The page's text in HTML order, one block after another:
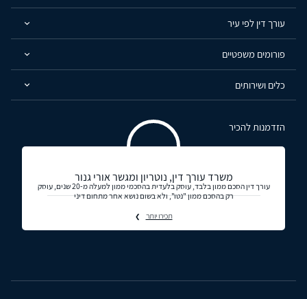
עורך דין לפי עיר
פורומים משפטיים
כלים ושירותים
הזדמנות להכיר
משרד עורך דין, נוטריון ומגשר אורי גנור
עורך דין הסכם ממון בלבד, עוסק בלעדית בהסכמי ממון למעלה מ-20 שנים, עוסק
רק בהסכם ממון "נטו", ולא בשום נושא אחר מתחום דיני
תכירו יותר